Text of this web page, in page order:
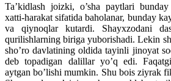
Ta’kidlash joizki, o’sha paytlari
xatti-harakat sifatida baholanar, bunday
va qiynoqlar kutardi. Shayxzodani
qurilishlarning biriga yuborishadi. Lekin
sho’ro davlatining oldida tayinli jinoyat
deb topadigan dalillar yo’q edi.
aytgan bo’lishi mumkin. Shu bois ziyrak